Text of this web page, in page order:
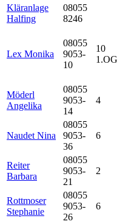
Kläranlage
Halfing
08055
8246
Lex Monika
08055
9053-
10
10
1.OG
Möderl
Angelika
08055
9053-
14
4
Naudet Nina
08055
9053-
36
6
Reiter
Barbara
08055
9053-
21
2
Rottmoser
Stephanie
08055
9053-
26
6